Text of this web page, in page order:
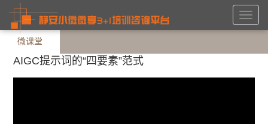
微课堂
AIGC提示词的“四要素”范式